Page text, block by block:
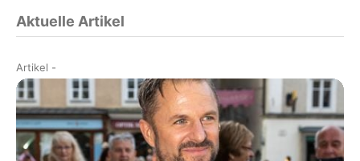
Aktuelle Artikel
Artikel -